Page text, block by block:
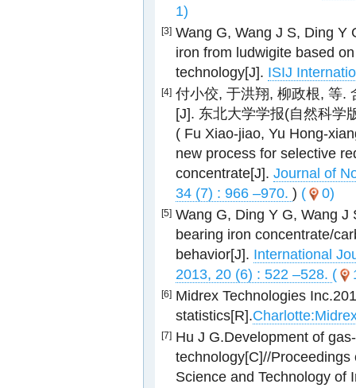
1)
[3] Wang G, Wang J S, Ding Y
iron from ludwigite based
technology[J]. ISIJ
[4] 付小佼, 于洪翔, 柳政根, 等.
[J]. 东北大学学报(自然科学
( Fu Xiao-jiao, Yu Hong-
new process for selective
concentrate[J]. Journal of
34 (7) : 966 –970. ) ( 0)
[5] Wang G, Ding Y G, Wang
bearing iron concentrate/
behavior[J]. International
2013, 20 (6) : 522 –528. (
[6] Midrex Technologies
statistics[R].
[7] Hu J G.Development of
technology[C]//
Science and Technology of